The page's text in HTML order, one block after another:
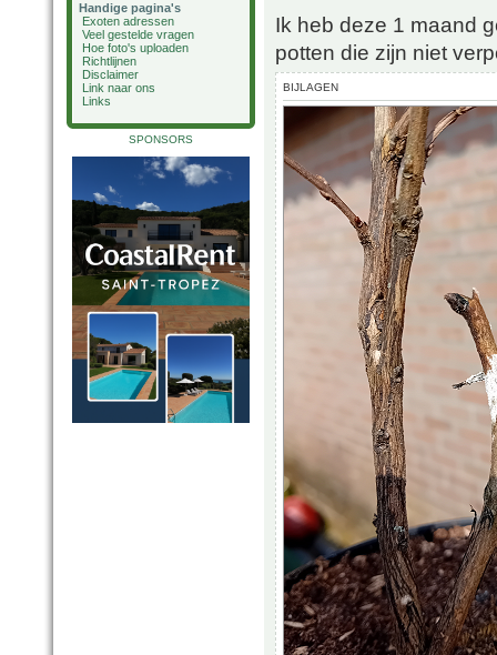
Handige pagina's
Exoten adressen
Veel gestelde vragen
Hoe foto's uploaden
Richtlijnen
Disclaimer
Link naar ons
Links
SPONSORS
Ik heb deze 1 maand
potten die zijn niet
BIJLAGEN